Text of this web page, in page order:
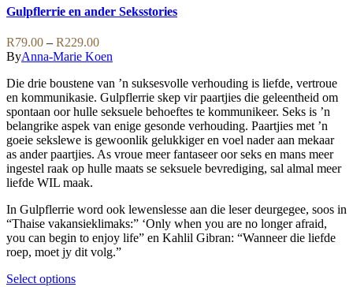
options
be
chosen
on
the
product
page
has
variants.
The
options
may
be
chosen
on
the
product
page
Gulpflerrie en ander Seksstories
R79.00 – R229.00Price
range:
through
R229.00
ByAnna-Marie Koen
Die drie boustene van ’n suksesvolle verhouding is liefde, vertroue
en kommunikasie. Gulpflerrie skep vir paartjies die geleentheid om
spontaan oor hulle seksuele behoeftes te kommunikeer. Seks is ’n
belangrike aspek van enige gesonde verhouding. Paartjies met ’n
goeie sekslewe is gewoonlik gelukkiger en voel nader aan mekaar
as ander paartjies. As vroue meer fantaseer oor seks en mans meer
ingestel raak op hulle maats se seksuele bevrediging, sal almal meer
liefde WIL maak.
In Gulpflerrie word ook lewenslesse aan die leser deurgegee, soos in
“Thaise vakansieklimaks:” ‘Only when you are no longer afraid,
you can begin to enjoy life” en Kahlil Gibran: “Wanneer die liefde
roep, moet jy dit volg.”
Select optionsThis